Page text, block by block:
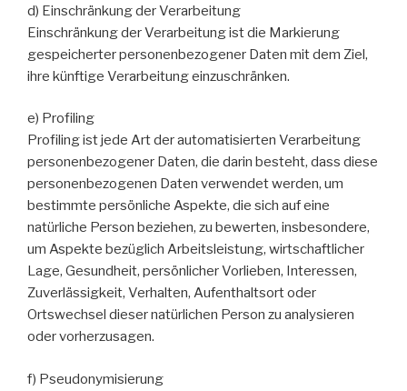
d) Einschränkung der Verarbeitung
Einschränkung der Verarbeitung ist die Markierung
gespeicherter personenbezogener Daten mit dem Ziel,
ihre künftige Verarbeitung einzuschränken.
e) Profiling
Profiling ist jede Art der automatisierten Verarbeitung
personenbezogener Daten, die darin besteht, dass diese
personenbezogenen Daten verwendet werden, um
bestimmte persönliche Aspekte, die sich auf eine
natürliche Person beziehen, zu bewerten, insbesondere,
um Aspekte bezüglich Arbeitsleistung, wirtschaftlicher
Lage, Gesundheit, persönlicher Vorlieben, Interessen,
Zuverlässigkeit, Verhalten, Aufenthaltsort oder
Ortswechsel dieser natürlichen Person zu analysieren
oder vorherzusagen.
f) Pseudonymisierung